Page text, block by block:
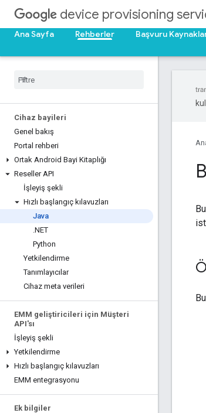
device provisioning
Ana Sayfa
Rehberler Başvuru
Cihaz bayileri
Genel bakış
Portal rehberi
Ortak Android Bayi Kitaplığı
Reseller API
İşleyiş şekli
Hızlı başlangıç kılavuzları
Java
.NET
Python
Yetkilendirme
Tanımlayıcılar
Cihaz meta verileri
EMM geliştiricileri için Müşteri
API'sı
İşleyiş şekli
Yetkilendirme
Hızlı başlangıç kılavuzları
EMM entegrasyonu
Ek bilgiler